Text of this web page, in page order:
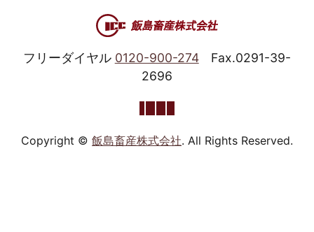
フリーダイヤル 0120-900-274
Fax.0291-39-
2696
Copyright © 飯島畜産株式会社. All Rights Reserved.